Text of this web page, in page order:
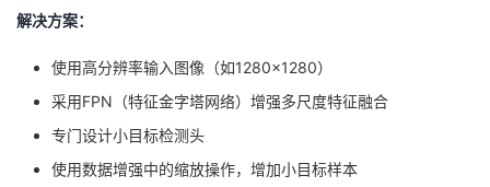
解决方案：
使用高分辨率输入图像（如1280×1280）
采用FPN（特征金字塔网络）增强多尺度特征融合
专门设计小目标检测头
使用数据增强中的缩放操作，增加小目标样本